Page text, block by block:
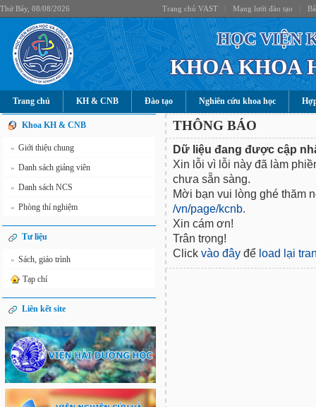
Thứ Bảy, 08/08/2026 Trang chủ VAST Mạng lưới đào tạo
HỌC VIỆN
KHOA KHOA
Trang chủ KH & CNB Đào tạo Nghiên cứu khoa học
Khoa KH & CNB
» Giới thiệu chung
» Danh sách giảng viên
» Danh sách NCS
» Phòng thí nghiệm
Tư liệu
» Sách, giáo trình
Tạp chí
Liên kết site
THÔNG BÁO
Dữ liệu đang được cập
Xin lỗi vì lỗi này đã làm
chưa sẵn sàng.
Mời bạn vui lòng ghé thăm
/vn/page/kcnb.
Xin cám ơn!
Trân trọng!
Click vào đây để load lại